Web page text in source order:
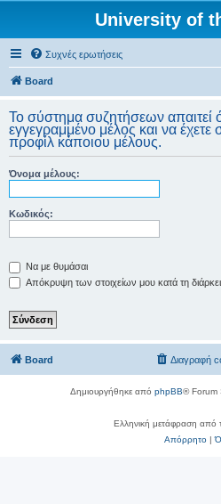
University of
Συχνές ερωτήσεις
Board
Το σύστημα συζητήσεων απαιτεί
εγγεγραμμένο μέλος και να έχετε
προφίλ κάποιου μέλους.
Όνομα μέλους:
Κωδικός:
Να με θυμάσαι
Απόκρυψη των στοιχείων μου κατά τη
Board Διαγραφή
Δημιουργήθηκε από phpBB® Forum
Ελληνική μετάφραση από
Απόρρητο|